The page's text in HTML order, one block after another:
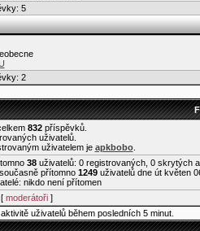
5
2
832příspěvků.
uživatelů.
uživatelem je apkbobo.
38uživatelů: 0 registrovaných, 0 skrytých
přítomno 1249uživatelů dne út květen
nikdo není přítomen
moderátoři]
uživatelů během posledních 5 minut.